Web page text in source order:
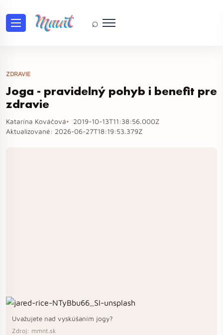
⌕
ZDRAVIE
Joga - pravidelný pohyb i benefit pre
zdravie
Katarína Kováčová
2019-10-13T11:38:56.000Z
Aktualizované: 2026-06-27T18:19:53.379Z
Uvažujete nad vyskúšaním jogy?
Zdroj: mmnt.sk